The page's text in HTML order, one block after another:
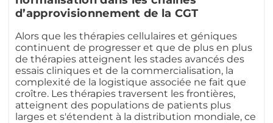
d’approvisionnement de la CGT
Alors que les thérapies cellulaires et géniques
continuent de progresser et que de plus en plus
de thérapies atteignent les stades avancés des
essais cliniques et de la commercialisation, la
complexité de la logistique associée ne fait que
croître. Les thérapies traversent les frontières,
atteignent des populations de patients plus
larges et s'étendent à la distribution mondiale, ce